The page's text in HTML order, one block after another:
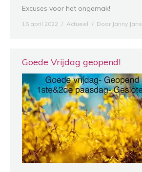
Excuses voor het ongemak!
15 april 2022 Actueel Door Janny
Goede Vrijdag geopend!